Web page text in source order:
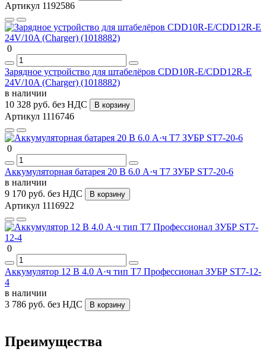
Артикул 1192586
0
Зарядное устройство для штабелёров CDD10R-E/CDD12R-E
24V/10A (Charger) (1018882)
в наличии
10 328 руб. без НДС В корзину
Артикул 1116746
0
Аккумуляторная батарея 20 В 6.0 А·ч T7 ЗУБР ST7-20-6
в наличии
9 170 руб. без НДС В корзину
Артикул 1116922
0
Аккумулятор 12 В 4.0 А·ч тип Т7 Профессионал ЗУБР ST7-12-
4
в наличии
3 786 руб. без НДС В корзину
Преимущества